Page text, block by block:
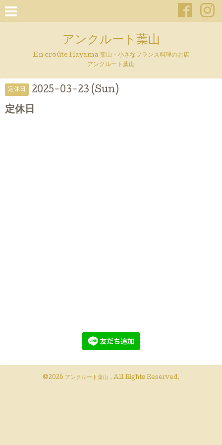
アンクルート葉山
En croûte Hayama 葉山・小さなフランス料理のお店
アンクルート葉山
定休日 2025-03-23 (Sun)
定休日
©2026 アンクルート葉山 . All Rights Reserved.